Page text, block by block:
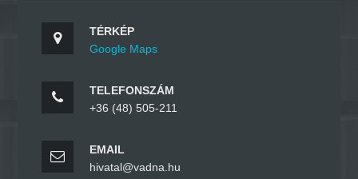
TÉRKÉP
Google Maps
TELEFONSZÁM
+36 (48) 505-211
EMAIL
hivatal@vadna.hu